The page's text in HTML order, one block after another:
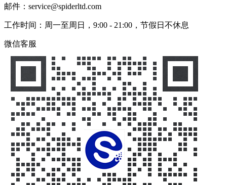
邮件：service@spiderltd.com
工作时间：周一至周日，9:00 - 21:00，节假日不休息
微信客服